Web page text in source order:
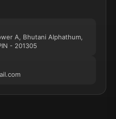
A, Bhutani Alphathum,
- 201305